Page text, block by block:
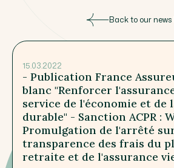
Back to our
15.03.2022
- Publication France
blanc "Renforcer
service de l'économie et de
durable" - Sanction ACPR :
Promulgation de l'arrêté
transparence des frais du
retraite et de l'assurance